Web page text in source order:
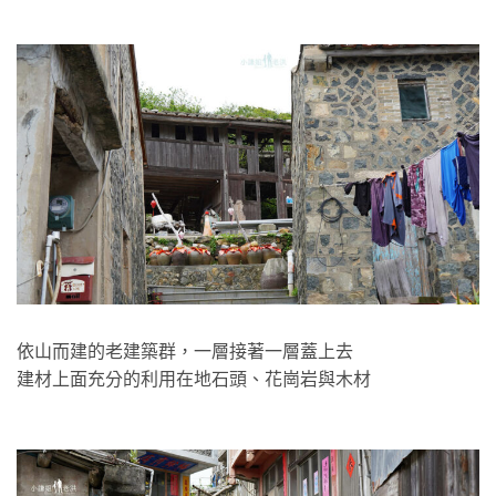
依山而建的老建築群，一層接著一層蓋上去
建材上面充分的利用在地石頭、花崗岩與木材